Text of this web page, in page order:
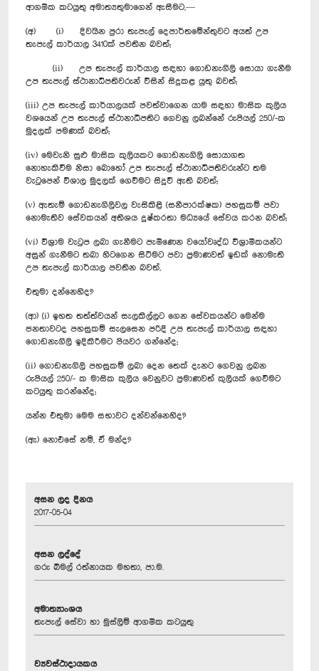
ආගමික කටයුතු අමාත්‍යතුමාගෙන් ඇසීමට,—
(අ) (i) දිවයින පුරා තැපැල් දෙපාර්තමේන්තුවට අයත් උප
තැපැල් කාර්යාල 3410ක් පවතින බවත්;
(ii) උප තැපැල් කාර්යාල සඳහා ගොඩනැගිලි සොයා ගැනීම
උප තැපැල් ස්ථානාධිපතිවරුන් විසින් සිදුකළ යුතු බවත්;
(iii) උප තැපැල් කාර්යාලයක් පවත්වාගෙන යාම සඳහා මාසික කුලිය
වශයෙන් උප තැපැල් ස්ථානාධිපතිට ගෙවනු ලබන්නේ රුපියල් 250/-ක
මුදලක් පමණක් බවත්;
(iv) මෙවැනි සුළු මාසික කුලියකට ගොඩනැගිලි සොයාගත
නොහැකිවීම නිසා බොහෝ උප තැපැල් ස්ථානාධිපතිවරුන්ට තම
වැටුපෙන් විශාල මුදලක් ගෙවීමට සිදුවී ඇති බවත්;
(v) ඇතැම් ගොඩනැගිලිවල වැසිකිළි (සනීපාරක්ෂක) පහසුකම් පවා
නොමැතිව සේවකයන් අතිශය දුෂ්කරතා මධ්‍යයේ සේවය කරන බවත්;
(vi) විශ්‍රාම වැටුප ලබා ගැනීමට පැමිණෙන වයෝවෘද්ධ විශ්‍රාමිකයන්ට
අසුන් ගැනීමට තබා හිටගෙන සිටීමට පවා ප්‍රමාණවත් ඉඩක් නොමැති
උප තැපැල් කාර්යාල පවතින බවත්,
එතුමා දන්නෙහිද?
(ආ) (i) ඉහත තත්ත්වයන් සැලකිල්ලට ගෙන සේවකයන්ට මෙන්ම
ජනතාවටද පහසුකම් සැලසෙන පරිදි උප තැපැල් කාර්යාල සඳහා
ගොඩනැගිලි ඉදිකිරීමට පියවර ගන්නේද;
(ii) ගොඩනැගිලි පහසුකම් ලබා දෙන තෙක් දැනට ගෙවනු ලබන
රුපියල් 250/- ක මාසික කුලිය වෙනුවට ප්‍රමාණවත් කුලියක් ගෙවීමට
කටයුතු කරන්නේද;
යන්න එතුමා මෙම සභාවට දන්වන්නෙහිද?
(ඇ) නොඑසේ නම්, ඒ මන්ද?
අසන ලද දිනය
2017-05-04
අසන ලද්දේ
ගරු බිමල් රත්නායක මහතා, පා.ම.
අමාත්‍යාංශය
තැපැල් සේවා හා මුස්ලිම් ආගමික කටයුතු
ව්‍යවස්ථාදායකය